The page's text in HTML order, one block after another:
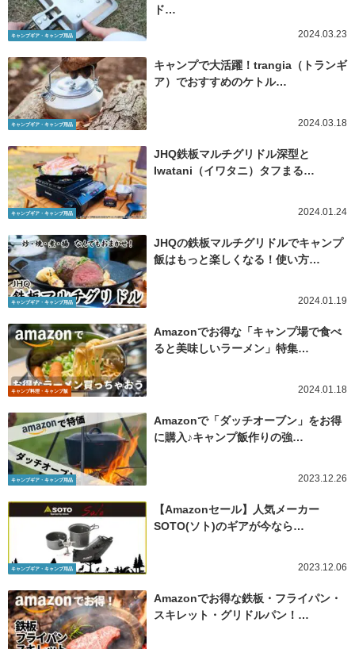
キャンプギア・キャンプ用品
ド…
2024.03.23
キャンプギア・キャンプ用品
キャンプで大活躍！trangia（トランギ
ア）でおすすめのケトル…
2024.03.18
キャンプギア・キャンプ用品
JHQ鉄板マルチグリドル深型と
Iwatani（イワタニ）タフまる…
2024.01.24
キャンプギア・キャンプ用品
JHQの鉄板マルチグリドルでキャンプ
飯はもっと楽しくなる！使い方…
2024.01.19
キャンプ料理・キャンプ飯
Amazonでお得な「キャンプ場で食べ
ると美味しいラーメン」特集…
2024.01.18
キャンプギア・キャンプ用品
Amazonで「ダッチオーブン」をお得
に購入♪キャンプ飯作りの強…
2023.12.26
キャンプギア・キャンプ用品
【Amazonセール】人気メーカー
SOTO(ソト)のギアが今なら…
2023.12.06
Amazonでお得な鉄板・フライパン・
スキレット・グリドルパン！…